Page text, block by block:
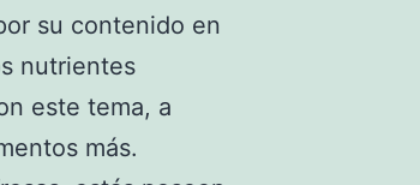
su contenido en
nutrientes
este tema, a
más.